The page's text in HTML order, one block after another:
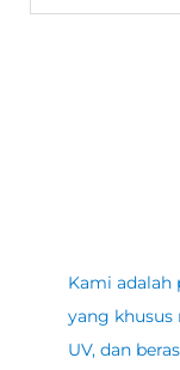
Kami
yang
UV, dan